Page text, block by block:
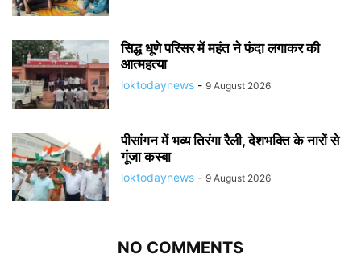
सिद्ध धूणे परिसर में महंत ने फंदा लगाकर की
आत्महत्या
loktodaynews - 9 August 2026
पीसांगन में भव्य तिरंगा रैली, देशभक्ति के नारों से
गूंजा कस्बा
loktodaynews - 9 August 2026
NO COMMENTS